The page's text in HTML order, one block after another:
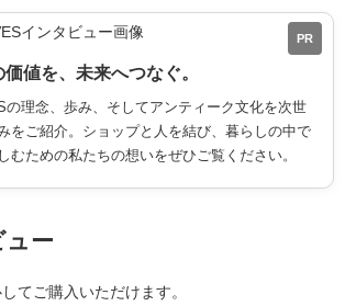
PR
値を、未来へつなぐ。
の理念、歩み、そしてアンティーク文化を次世
をご紹介。ショップと人を結び、暮らしの中で
むための私たちの想いをぜひご覧ください。
ュー
てご購入いただけます。